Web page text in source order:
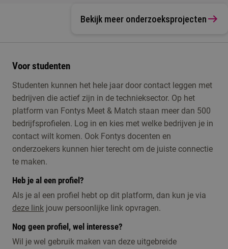
Bekijk meer onderzoeksprojecten
Voor studenten
Studenten kunnen het hele jaar door contact leggen met
bedrijven die actief zijn in de technieksector. Op het
platform van Fontys Meet & Match staan meer dan 500
bedrijfsprofielen. Log in en kies met welke bedrijven je in
contact wilt komen. Ook Fontys docenten en
onderzoekers kunnen hier terecht om de juiste connectie
te maken.
Heb je al een profiel?
Als je al een profiel hebt op dit platform, dan kun je via
deze link jouw persoonlijke link opvragen.
Nog geen profiel, wel interesse?
Wil je wel gebruik maken van deze uitgebreide